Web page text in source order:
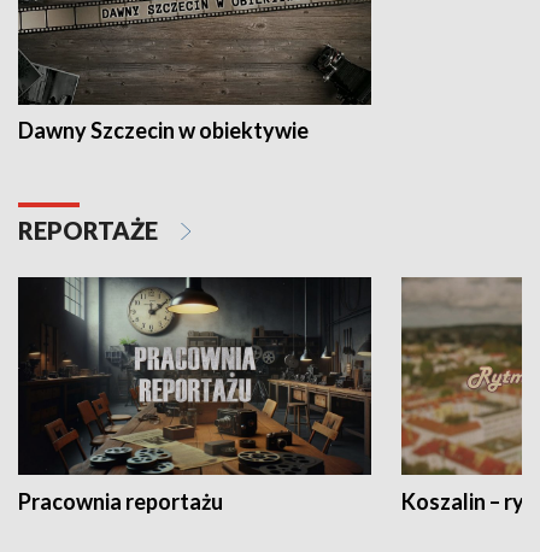
Dawny Szczecin w obiektywie
REPORTAŻE
Pracownia reportażu Koszalin –